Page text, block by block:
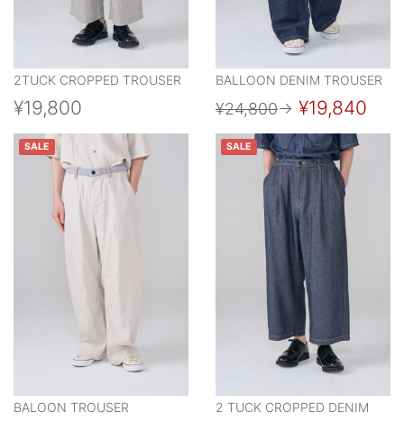
2TUCK CROPPED TROUSER
¥19,800
BALLOON DENIM TROUSER
¥24,800→ ¥19,840
SALE
BALOON TROUSER
SALE
2 TUCK CROPPED DENIM